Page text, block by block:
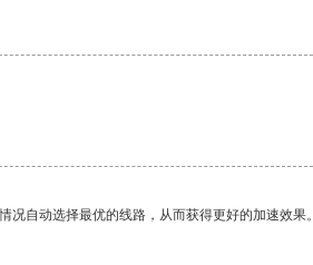
自动选择最优的线路，从而获得更好的加速效果。